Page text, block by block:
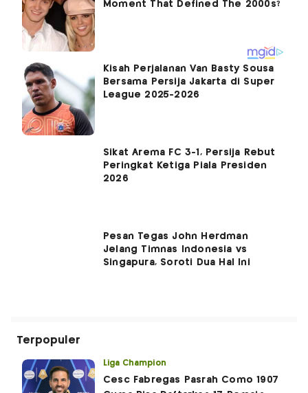
Kisah Perjalanan Van Basty Sousa
Bersama Persija Jakarta di Super
League 2025-2026
Sikat Arema FC 3-1, Persija Rebut
Peringkat Ketiga Piala Presiden
2026
Pesan Tegas John Herdman
Jelang Timnas Indonesia vs
Singapura, Soroti Dua Hal Ini
Terpopuler
Liga Champion
Cesc Fabregas Pasrah Como 1907